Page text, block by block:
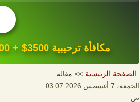
مكافأة ترحيبية 3500$ + 200 لفة مجانية
الصفحة الرئيسية
مقالة
الجمعة، 7 أغسطس 2026 03:07
ص